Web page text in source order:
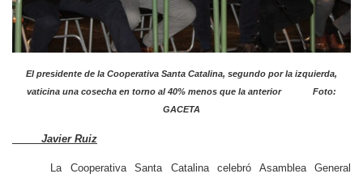
El presidente de la Cooperativa Santa Catalina, segundo por la izquierda,
vaticina una cosecha en torno al 40% menos que la anterior Foto:
GACETA
Javier Ruiz
La Cooperativa Santa Catalina celebró Asamblea General